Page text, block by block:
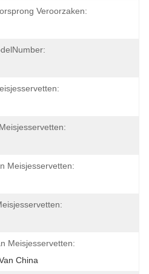
Veroorzaken:
Meisjesservetten:
Meisjesservetten:
China